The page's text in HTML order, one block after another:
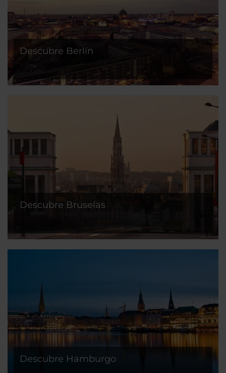
Descubre Berlín
Descubre Bruselas
Descubre Hamburgo